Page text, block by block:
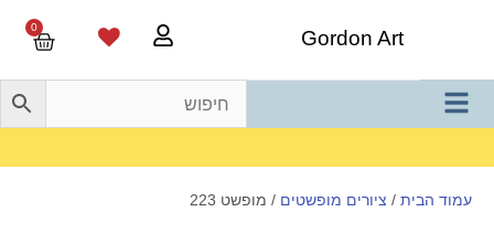
Gordon Art
0
עמוד הבית / ציורים מופשטים / מופשט 223